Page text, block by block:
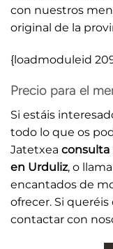
con nuestros
original de la
{loadmoduleid
Precio para el
Si estáis
todo lo que os
Jatetxea consulta
en Urduliz, o
encantados de
ofrecer. Si
contactar con